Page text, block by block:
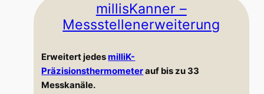
millisKanner –
Messstellenerweiterung
Erweitert jedesmilliK-
Präzisionsthermometerauf bis zu 33
Messkanäle.